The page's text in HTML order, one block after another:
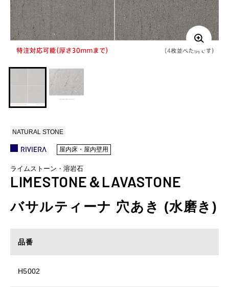
NATURAL STONE
屋内床・屋内壁用
ライムストーン・溶岩石
LIMESTONE＆LAVASTONE
バサルティーナ 穴あき (水磨き)
品番
H5002